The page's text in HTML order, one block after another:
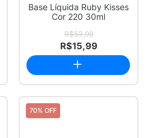
Base Líquida Ruby Kisses
Cor 220 30ml
R$53,99
R$15,99
70% OFF